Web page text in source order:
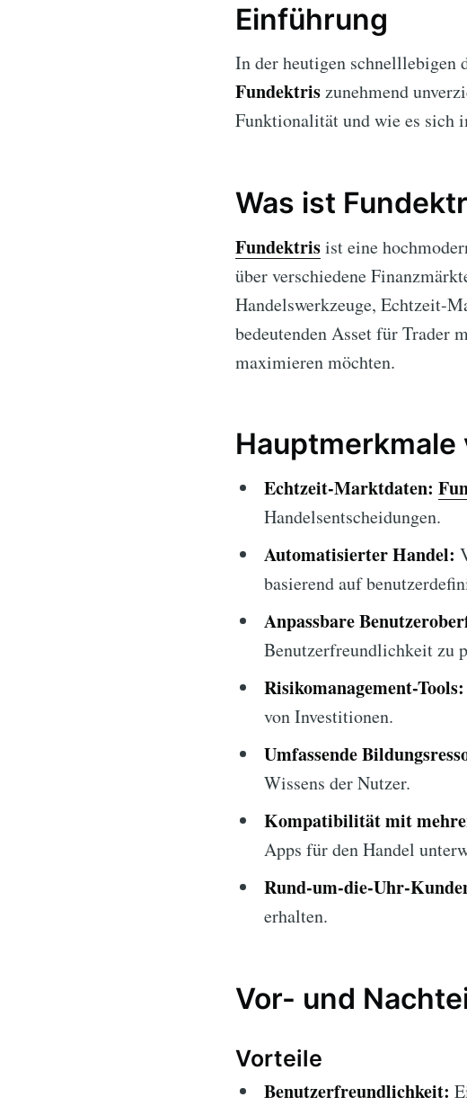
Einführung
In der heutigen schnelllebigen
Fundektriszunehmend
Funktionalität und wie es sich
Was ist
Fundektrisist eine
über verschiedene
Handelswerkzeuge, Echtzeit-
bedeutenden Asset für Trader
maximieren möchten.
Echtzeit-Marktdaten:
Handelsentscheidungen.
Automatisierter Handel:
basierend auf
Anpassbare
Benutzerfreundlichkeit zu
Risikomanagement-Tools:
von Investitionen.
Umfassende
Wissens der Nutzer.
Kompatibilität mit
Apps für den Handel
Rund-um-die-Uhr-
erhalten.
Vor- und
Vorteile
Benutzerfreundlichkeit: